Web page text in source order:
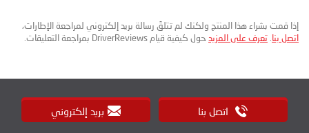
إذا قمت بشراء هذا المنتج ولكنك لم تتلقَ رسالة بريد إلكتروني لمراجعة الإطارات،
اتصل بنا تعرف على المزيد حول كيفية قيام DriverReviews بمراجعة التعليقات.
اتصل بنا بريد إلكتروني